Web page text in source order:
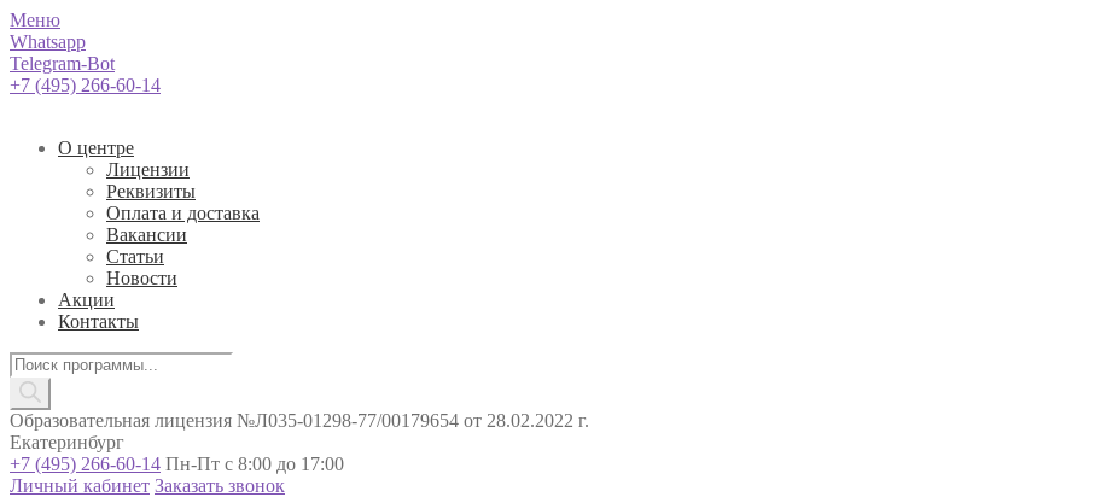
Меню
Whatsapp
Telegram-Bot
+7 (495) 266-60-14
О центре
Лицензии
Реквизиты
Оплата и доставка
Вакансии
Статьи
Новости
Акции
Контакты
Поиск
товаров
Образовательная лицензия №Л035-01298-77/00179654 от 28.02.2022 г.
Екатеринбург
+7 (495) 266-60-14 Пн-Пт с 8:00 до 17:00
Личный кабинет Заказать звонок